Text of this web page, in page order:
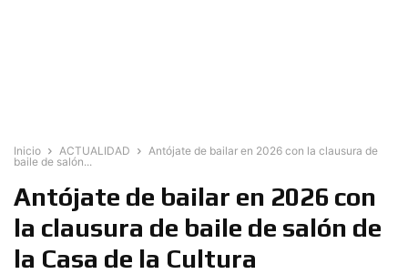
Inicio ACTUALIDAD
Antójate de bailar en 2026 con la clausura de
baile de salón...
Antójate de bailar en 2026 con
la clausura de baile de salón de
la Casa de la Cultura